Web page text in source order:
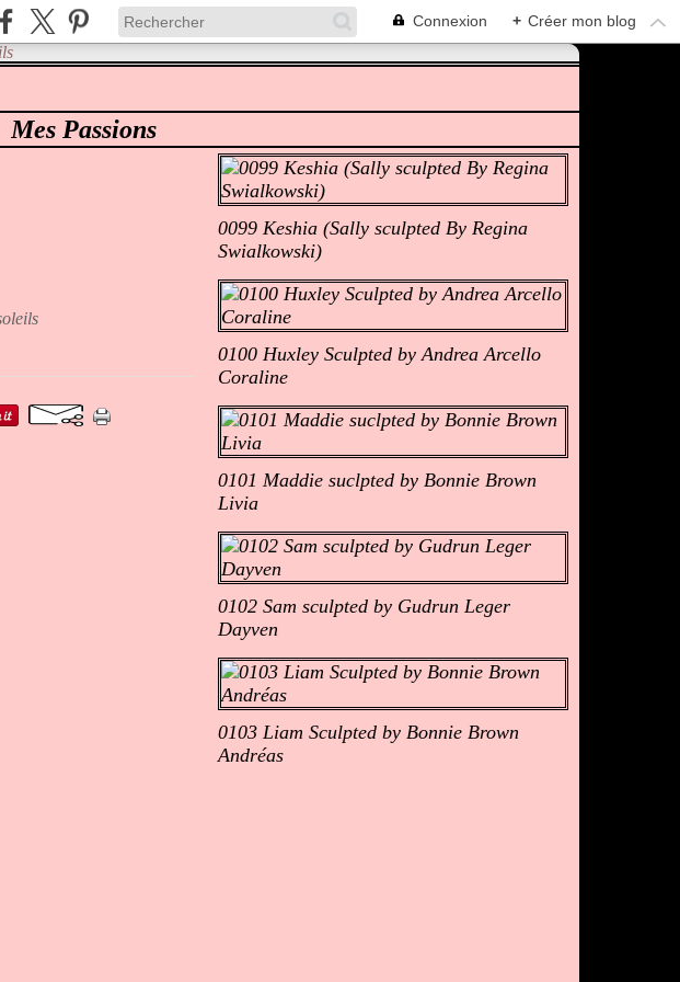
Connexion + Créer mon blog
Mes Passions
2
0099 Keshia (Sally sculpted By Regina
Swialkowski)
0100 Huxley Sculpted by Andrea Arcello
Coraline
0101 Maddie suclpted by Bonnie Brown
Livia
0102 Sam sculpted by Gudrun Leger
Dayven
0103 Liam Sculpted by Bonnie Brown
Andréas